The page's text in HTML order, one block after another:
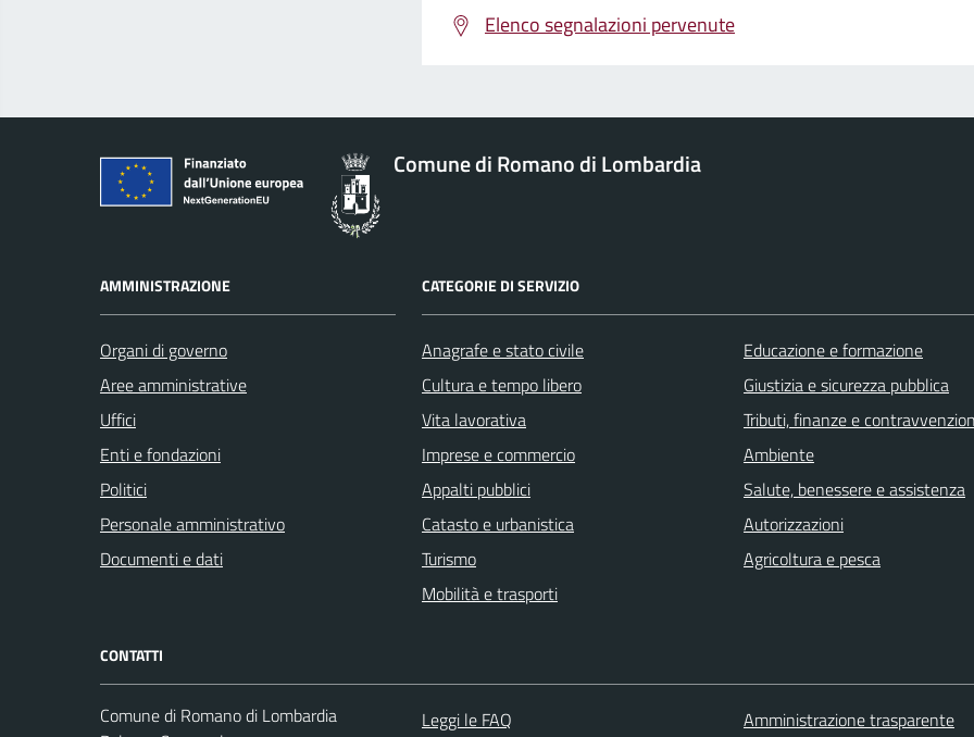
Elenco segnalazioni pervenute
Comune di Romano di Lombardia
AMMINISTRAZIONE
Organi di governo
Aree amministrative
Uffici
Enti e fondazioni
Politici
Personale amministrativo
Documenti e dati
CATEGORIE DI SERVIZIO
Anagrafe e stato civile
Cultura e tempo libero
Vita lavorativa
Imprese e commercio
Appalti pubblici
Catasto e urbanistica
Turismo
Mobilità e trasporti
Educazione e formazione
Giustizia e sicurezza pubblica
Tributi, finanze e
Ambiente
Salute, benessere e assistenza
Autorizzazioni
Agricoltura e pesca
CONTATTI
Comune di Romano di Lombardia
Leggi le FAQ Amministrazione trasparente